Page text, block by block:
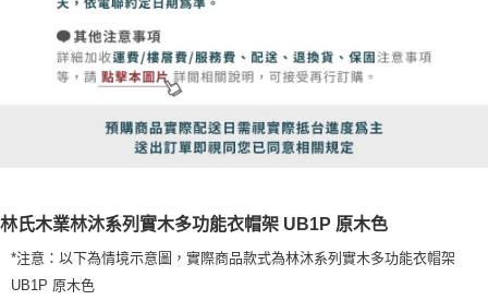
林氏木業林沐系列實木多功能衣帽架 UB1P 原木色
*注意：以下為情境示意圖，實際商品款式為林沐系列實木多功能衣帽架
UB1P 原木色